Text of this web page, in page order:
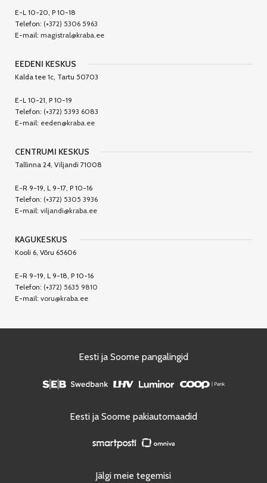
E-L 10-20, P 10-18
Telefon: (+372) 5306 5963
E-mail: magistral@kraba.ee
EEDENI KESKUS
Kalda tee 1c, Tartu 50703
E-L 10-21, P 10-19
Telefon: (+372) 5393 6083
E-mail: eeden@kraba.ee
CENTRUMI KESKUS
Tallinna 24, Viljandi 71008
E-R 9-19, L 9-17, P 10-16
Telefon: (+372) 5305 3936
E-mail: viljandi@kraba.ee
KAGUKESKUS
Kooli 6, Võru 65606
E-R 9-19, L 9-18, P 10-16
Telefon: (+372) 5635 9810
E-mail: voru@kraba.ee
Eesti ja Soome pangalingid
Eesti ja Soome pakiautomaadid
Jälgi meie tegemisi